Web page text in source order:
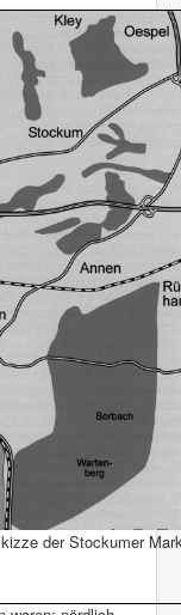
der Stockumer